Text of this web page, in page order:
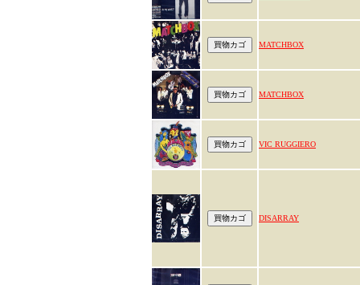
MATCHBOX
MATCHBOX
VIC RUGGIERO
DISARRAY